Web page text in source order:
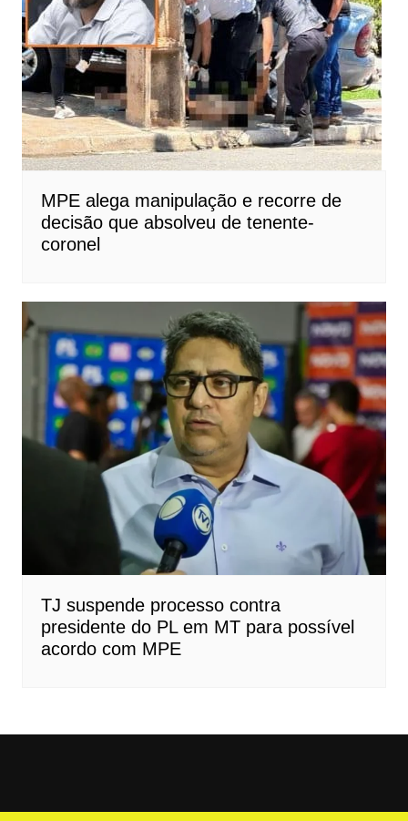
MPE alega manipulação e recorre de
decisão que absolveu de tenente-
coronel
TJ suspende processo contra
presidente do PL em MT para possível
acordo com MPE